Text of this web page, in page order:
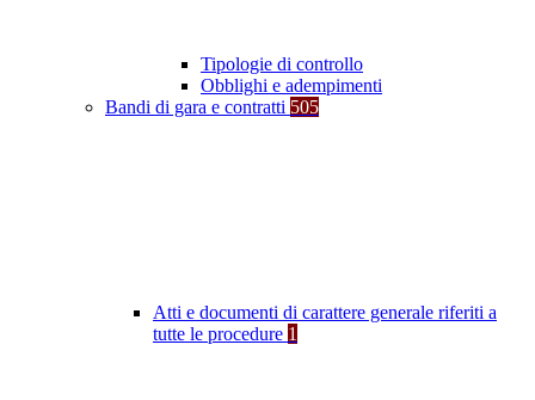
Tipologie di controllo
Obblighi e adempimenti
Bandi di gara e contratti 505
Atti e documenti di carattere generale riferiti a
tutte le procedure 1